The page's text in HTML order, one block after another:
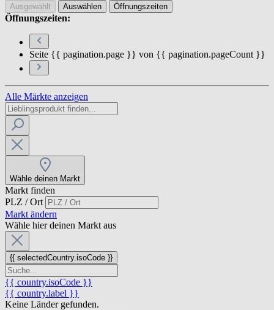
Ausgewählt Auswählen Öffnungszeiten
Öffnungszeiten:
Seite {{ pagination.page }} von {{ pagination.pageCount }}
Alle Märkte anzeigen
Wähle deinen Markt
Markt finden
PLZ / Ort
Markt ändern
Wähle hier deinen Markt aus
{{ selectedCountry.isoCode }}
{{ country.isoCode }}
{{ country.label }}
Keine Länder gefunden.